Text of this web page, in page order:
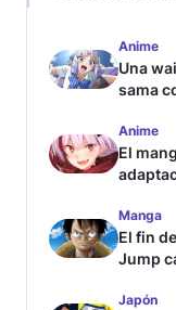
Anime
Una
sama
Anime
El
Manga
El fin
Jump
Japón